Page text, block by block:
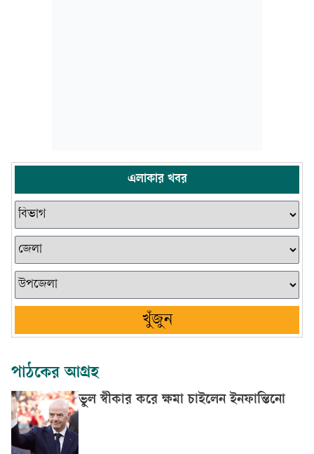
এলাকার খবর
খুঁজুন
পাঠকের আগ্রহ
ভুল স্বীকার করে ক্ষমা চাইলেন ইনফান্তিনো